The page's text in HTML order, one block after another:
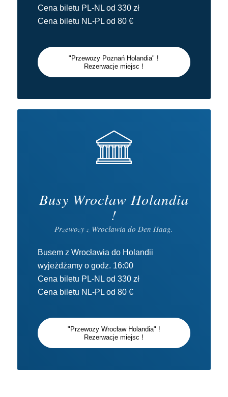
Cena biletu PL-NL od 330 zł
Cena biletu NL-PL od 80 €
"Przewozy Poznań Holandia" !
Rezerwacje miejsc !
Busy Wrocław Holandia
!
Przewozy z Wrocławia do Den Haag.
Busem z Wrocławia do Holandii
wyjeżdżamy o godz. 16:00
Cena biletu PL-NL od 330 zł
Cena biletu NL-PL od 80 €
"Przewozy Wrocław Holandia" !
Rezerwacje miejsc !